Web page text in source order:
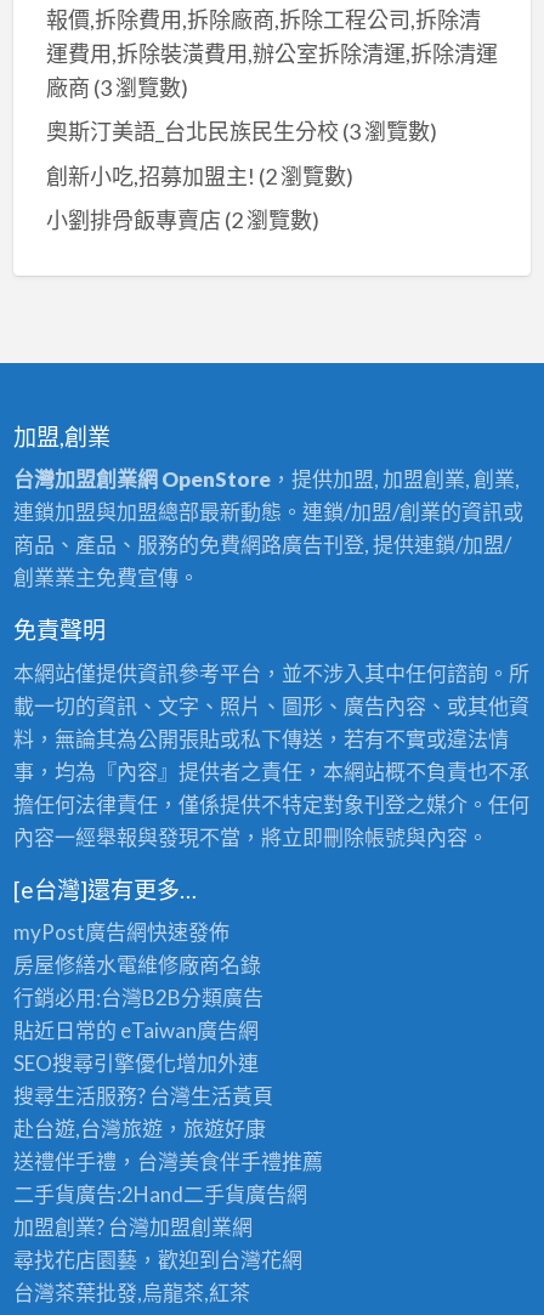
報價,拆除費用,拆除廠商,拆除工程公司,拆除清
運費用,拆除裝潢費用,辦公室拆除清運,拆除清運
廠商 (3 瀏覽數)
奧斯汀美語_台北民族民生分校 (3 瀏覽數)
創新小吃,招募加盟主! (2 瀏覽數)
小劉排骨飯專賣店 (2 瀏覽數)
加盟,創業
台灣加盟創業網 OpenStore，提供加盟, 加盟創業, 創業,
連鎖加盟與加盟總部最新動態。連鎖/加盟/創業的資訊或
商品、產品、服務的免費網路廣告刊登, 提供連鎖/加盟/
創業業主免費宣傳。
免責聲明
本網站僅提供資訊參考平台，並不涉入其中任何諮詢。所
載一切的資訊、文字、照片、圖形、廣告內容、或其他資
料，無論其為公開張貼或私下傳送，若有不實或違法情
事，均為『內容』提供者之責任，本網站概不負責也不承
擔任何法律責任，僅係提供不特定對象刊登之媒介。任何
內容一經舉報與發現不當，將立即刪除帳號與內容。
[e台灣]還有更多…
myPost廣告網快速發佈
房屋修繕水電維修廠商名錄
行銷必用:台灣B2B分類廣告
貼近日常的 eTaiwan廣告網
SEO搜尋引擎優化增加外連
搜尋生活服務? 台灣生活黃頁
赴台遊,台灣旅遊，旅遊好康
送禮伴手禮，台灣美食伴手禮推薦
二手貨廣告:2Hand二手貨廣告網
加盟創業? 台灣加盟創業網
尋找花店園藝，歡迎到 台灣花網
台灣茶葉批發,烏龍茶,紅茶